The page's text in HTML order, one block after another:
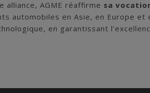
alliance, AGME réaffirme sa
automobiles en Asie, en Europe
en garantissant